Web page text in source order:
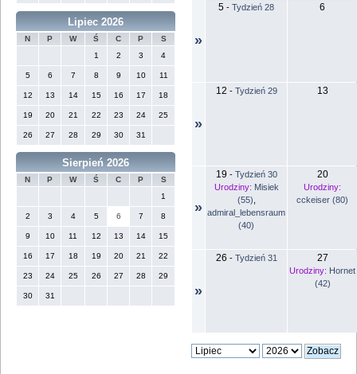
Lipiec 2026
N P W Ś C P
S
1
2 3 4
5 6 7 8 9 10 11
12 13 14 15 16 17 18
19 20 21 22 23 24 25
26 27 28 29 30 31
Sierpień 2026
N P W Ś C P
S
1
2 3 4 5 6 7 8
9 10 11 12 13 14 15
16 17 18 19 20 21 22
23 24 25 26 27 28 29
30 31
»
5 - Tydzień 28 6
»
12 - Tydzień 29 13
»
19 - Tydzień 30
Urodziny: Misiek
(55)
admiral_lebensraum
(40)
20
Urodziny:
cckeiser (80)
»
26 - Tydzień 31 27
Urodziny: Hornet
(42)